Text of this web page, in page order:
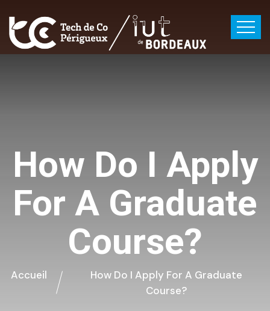
How Do I Apply
For A Graduate
Course?
Accueil
How Do I Apply For A Graduate
Course?